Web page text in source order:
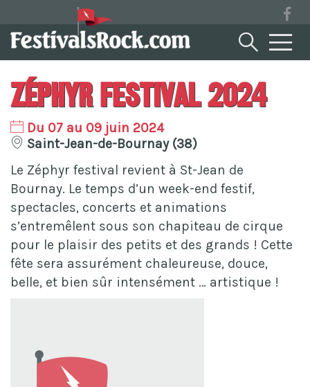
Zéphyr Festival 2024
Du 07 au 09 juin 2024
Saint-Jean-de-Bournay (38)
Le Zéphyr festival revient à St-Jean de
Bournay. Le temps d’un week-end festif,
spectacles, concerts et animations
s’entremêlent sous son chapiteau de cirque
pour le plaisir des petits et des grands ! Cette
fête sera assurément chaleureuse, douce,
belle, et bien sûr intensément … artistique !